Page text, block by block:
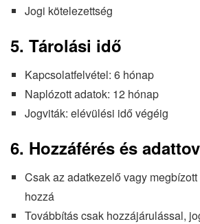
Jogi kötelezettség
5. Tárolási idő
Kapcsolatfelvétel: 6 hónap
Naplózott adatok: 12 hónap
Jogviták: elévülési idő végéig
6. Hozzáférés és
Csak az adatkezelő vagy
hozzá
Továbbítás csak hozzájárulással,